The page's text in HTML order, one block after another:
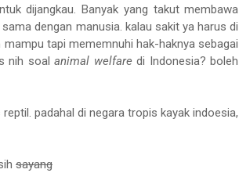
dijangkau. Banyak yang takut membawa
dengan manusia. kalau sakit ya harus di
tapi mememnuhi hak-haknya sebagai
nih soalanimal welfare di Indonesia? boleh
padahal di negara tropis kayak indoesia,
sayang